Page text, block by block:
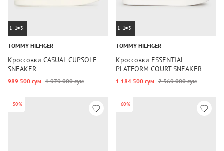
1+1=3
TOMMY HILFIGER
Кроссовки CASUAL CUPSOLE
SNEAKER
989 500 сум 1 979 000 сум
1+1=3
TOMMY HILFIGER
Кроссовки ESSENTIAL
PLATFORM COURT SNEAKER
1 184 500 сум 2 369 000 сум
-50% -60%